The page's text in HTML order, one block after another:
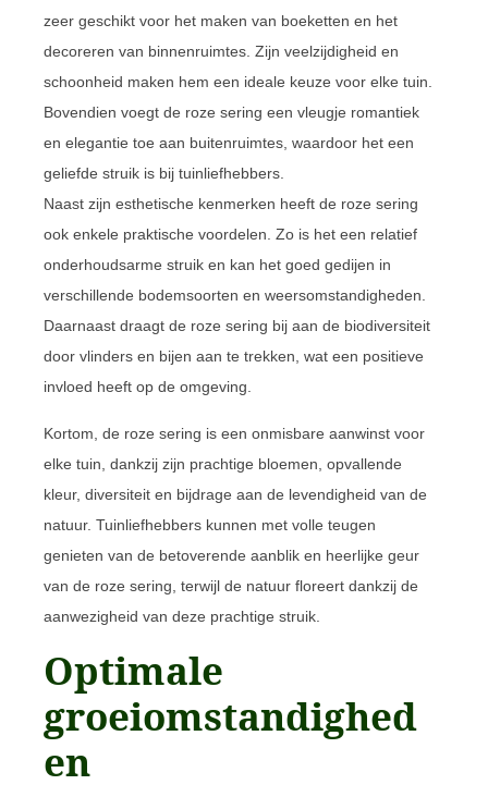
zeer geschikt voor het maken van boeketten en het
decoreren van binnenruimtes. Zijn veelzijdigheid en
schoonheid maken hem een ideale keuze voor elke tuin.
Bovendien voegt de roze sering een vleugje romantiek
en elegantie toe aan buitenruimtes, waardoor het een
geliefde struik is bij tuinliefhebbers.
Naast zijn esthetische kenmerken heeft de roze sering
ook enkele praktische voordelen. Zo is het een relatief
onderhoudsarme struik en kan het goed gedijen in
verschillende bodemsoorten en weersomstandigheden.
Daarnaast draagt de roze sering bij aan de biodiversiteit
door vlinders en bijen aan te trekken, wat een positieve
invloed heeft op de omgeving.
Kortom, de roze sering is een onmisbare aanwinst voor
elke tuin, dankzij zijn prachtige bloemen, opvallende
kleur, diversiteit en bijdrage aan de levendigheid van de
natuur. Tuinliefhebbers kunnen met volle teugen
genieten van de betoverende aanblik en heerlijke geur
van de roze sering, terwijl de natuur floreert dankzij de
aanwezigheid van deze prachtige struik.
Optimale
groeiomstandighed
en